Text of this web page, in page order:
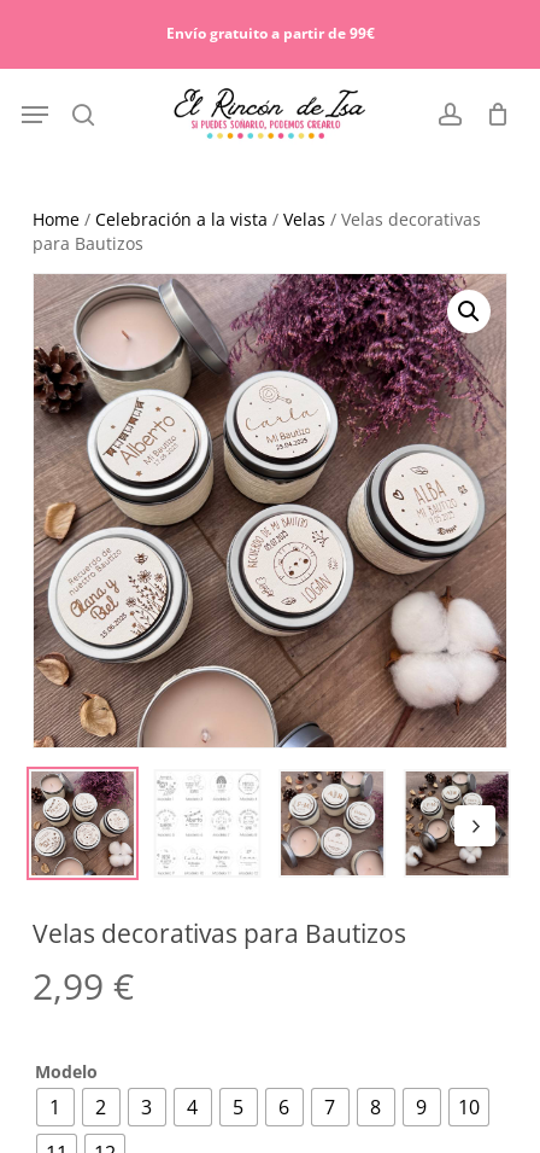
Envío gratuito a partir de 99€
search account
Menu
Cart
Home/ Celebración a la vista / Velas / Velas decorativas
para Bautizos
Velas decorativas para Bautizos
2,99 €
Modelo
1 2 3 4 5 6 7 8 9
10